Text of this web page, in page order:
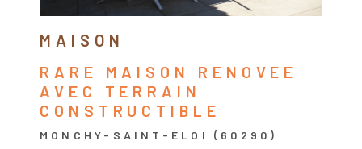
MAISON
RARE MAISON RENOVEE
AVEC TERRAIN
CONSTRUCTIBLE
MONCHY-SAINT-ÉLOI (60290)